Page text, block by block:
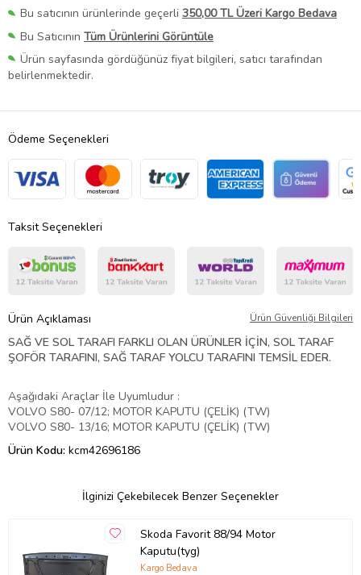
Bu satıcının ürünlerinde geçerli 350,00 TL Üzeri Kargo Bedava
Bu Satıcının Tüm Ürünlerini Görüntüle
Ürün sayfasında gördüğünüz fiyat bilgileri, satıcı tarafından
belirlenmektedir.
Ödeme Seçenekleri
Taksit Seçenekleri
Ürün Açıklaması Ürün Güvenliği Bilgileri
SAĞ VE SOL TARAFI FARKLI OLAN ÜRÜNLER İÇİN, SOL TARAF
ŞOFÖR TARAFINI, SAĞ TARAF YOLCU TARAFINI TEMSİL EDER.
Aşağıdaki Araçlar İle Uyumludur :
VOLVO S80- 07/12; MOTOR KAPUTU (ÇELİK) (TW)
VOLVO S80- 13/16; MOTOR KAPUTU (ÇELİK) (TW)
Ürün Kodu: kcm42696186
İlginizi Çekebilecek Benzer Seçenekler
Skoda Favorit 88/94 Motor
Kaputu(tyg)
Kargo Bedava